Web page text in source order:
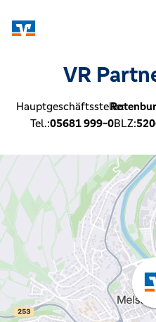
VR
Hauptgeschäftsstelle:
Tel.:05681 999-0BLZ: